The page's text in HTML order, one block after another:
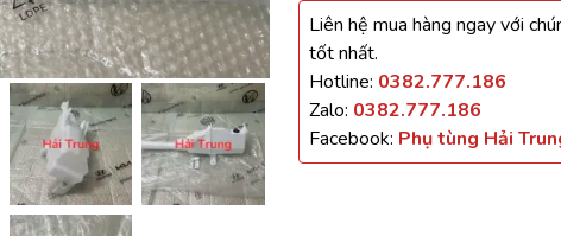
Liên hệ mua hàng ngay với
tốt nhất.
Hotline: 0382.777.186
Zalo: 0382.777.186
Facebook: Phụ tùng Hải